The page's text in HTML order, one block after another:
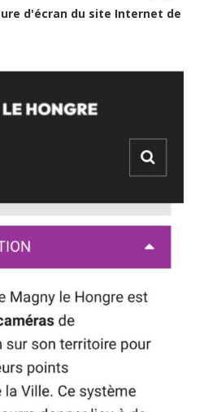
d'écran du site Internet de